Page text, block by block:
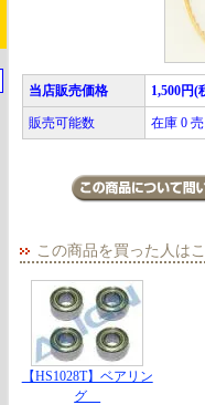
当店販売価格 1,500円(
販売可能数 在庫 0
この商品を買った人は
【HS1028T】ベアリン
グ